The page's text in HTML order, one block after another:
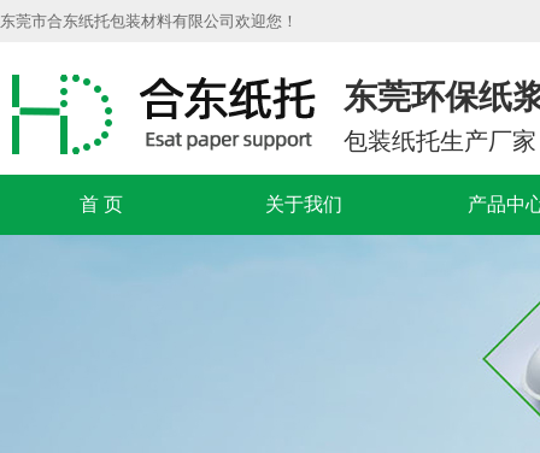
东莞市合东纸托包装材料有限公司欢迎您！
东莞环保纸
包装纸托生产厂家
首 页 关于我们 产品中